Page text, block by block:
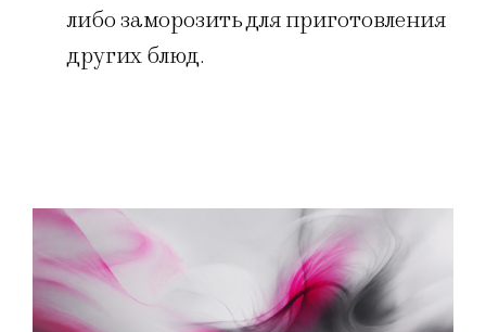
либо заморозить для приготовления
других блюд.